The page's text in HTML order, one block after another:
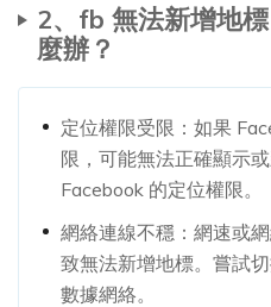
2、fb 無法新增地
麼辦？
定位權限受限：如果
限，可能無法正確顯示
Facebook 的定位權限。
網絡連線不穩：網速或
致無法新增地標。嘗試
數據網絡。